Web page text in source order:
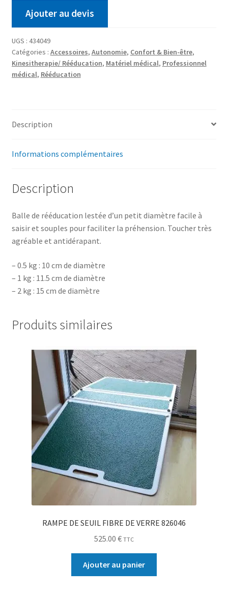
Ajouter au devis
UGS : 434049
Catégories : Accessoires, Autonomie, Confort & Bien-être,
Kinesitherapie/ Rééducation, Matériel médical, Professionnel
médical, Rééducation
Description
Informations complémentaires
Description
Balle de rééducation lestée d’un petit diamètre facile à
saisir et souples pour faciliter la préhension. Toucher très
agréable et antidérapant.
– 0.5 kg : 10 cm de diamètre
– 1 kg : 11.5 cm de diamètre
– 2 kg : 15 cm de diamètre
Produits similaires
RAMPE DE SEUIL FIBRE DE VERRE 826046
525.00 € TTC
Ajouter au panier